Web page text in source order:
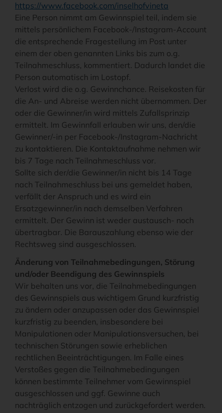
https://www.facebook.com/inselhofvineta
Eine Person nimmt am Gewinnspiel teil, indem sie
mittels persönlichem Facebook-/Instagram-Account
die entsprechende Fragestellung im Post unter
einem der oben genannten Links bis zum o.g.
Teilnahmeschluss, kommentiert. Dadurch landet die
Person automatisch im Lostopf.
Verlost wird die o.g. Gewinnchance. Reisekosten für
die An- und Abreise werden nicht übernommen. Der
oder die Gewinner/in wird mittels Zufallsprinzip
ermittelt. Im Gewinnfall erlauben wir uns, den/die
Gewinner/-in per Facebook-/Instagram-Nachricht
zu kontaktieren. Die Kontaktaufnahme nehmen wir
bis 7 Tage nach Teilnahmeschluss vor.
Sollte sich der/die Gewinner/in nicht bis 14 Tage
nach Teilnahmeschluss bei uns gemeldet haben,
verfällt der Anspruch und es wird ein
Ersatzgewinner/in nach demselben Verfahren
ermittelt. Der Gewinn ist weder austausch- noch
übertragbar. Die Barauszahlung ebenso wie der
Rechtsweg sind ausgeschlossen.
Änderung von Teilnahmebedingungen, Störung
und/oder Beendigung des Gewinnspiels
Wir behalten uns vor, die Teilnahmebedingungen
des Gewinnspiels aus wichtigem Grund kurzfristig
zu ändern oder anzupassen oder das Gewinnspiel
kurzfristig zu beenden, insbesondere bei
Manipulationen oder Manipulationsversuchen, bei
technischen Störungen sowie erheblichen
rechtlichen Beeinträchtigungen. Im Falle eines
Verstoßes gegen die Teilnahmebedingungen
können bestimmte Teilnehmer vom Gewinnspiel
ausgeschlossen und ggf. Gewinne auch
nachträglich entzogen und zurückgefordert werden.